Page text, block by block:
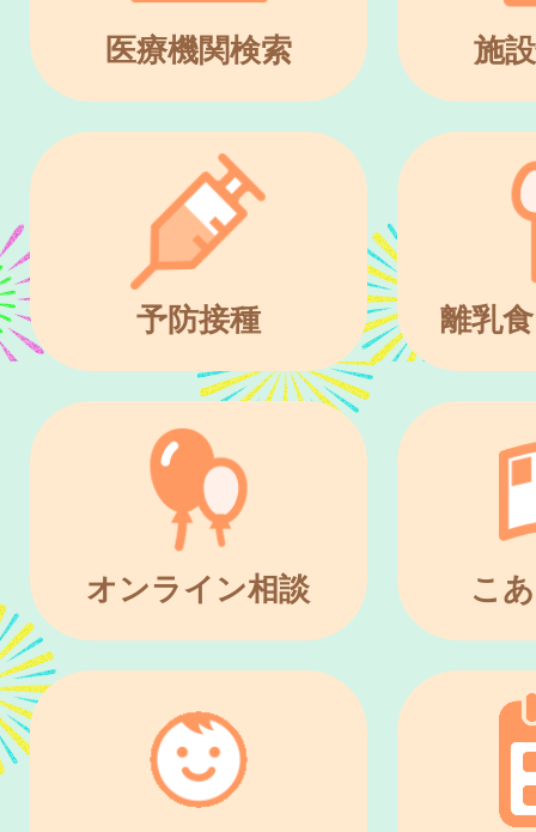
医療機関検索 施
予防接種 離乳
オンライン相談 こ